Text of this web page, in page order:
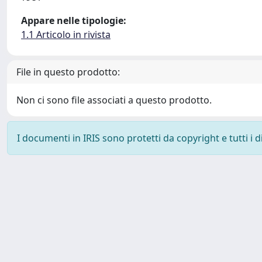
Appare nelle tipologie:
1.1 Articolo in rivista
File in questo prodotto:
Non ci sono file associati a questo prodotto.
I documenti in IRIS sono protetti da copyright e tutti i